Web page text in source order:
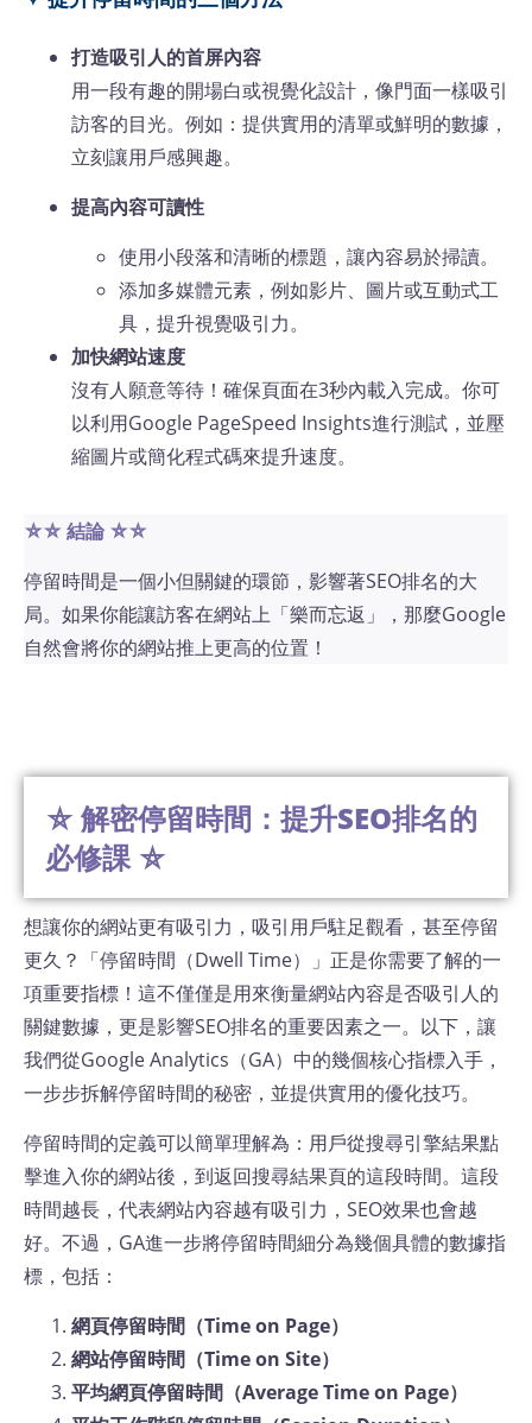
打造吸引人的首屏內容
用一段有趣的開場白或視覺化設計，像門面一樣吸引
訪客的目光。例如：提供實用的清單或鮮明的數據，
立刻讓用戶感興趣。
提高內容可讀性
使用小段落和清晰的標題，讓內容易於掃讀。
添加多媒體元素，例如影片、圖片或互動式工
具，提升視覺吸引力。
加快網站速度
沒有人願意等待！確保頁面在3秒內載入完成。你可
以利用Google PageSpeed Insights進行測試，並壓
縮圖片或簡化程式碼來提升速度。
⛤⛤ 結論 ⛤⛤
停留時間是一個小但關鍵的環節，影響著SEO排名的大
局。如果你能讓訪客在網站上「樂而忘返」，那麼Google
自然會將你的網站推上更高的位置！
⛤ 解密停留時間：提升SEO排名的
必修課 ⛤
想讓你的網站更有吸引力，吸引用戶駐足觀看，甚至停留
更久？「停留時間（Dwell Time）」正是你需要了解的一
項重要指標！這不僅僅是用來衡量網站內容是否吸引人的
關鍵數據，更是影響SEO排名的重要因素之一。以下，讓
我們從Google Analytics（GA）中的幾個核心指標入手，
一步步拆解停留時間的秘密，並提供實用的優化技巧。
停留時間的定義可以簡單理解為：用戶從搜尋引擎結果點
擊進入你的網站後，到返回搜尋結果頁的這段時間。這段
時間越長，代表網站內容越有吸引力，SEO效果也會越
好。不過，GA進一步將停留時間細分為幾個具體的數據指
標，包括：
網頁停留時間（Time on Page）
網站停留時間（Time on Site）
平均網頁停留時間（Average Time on Page）